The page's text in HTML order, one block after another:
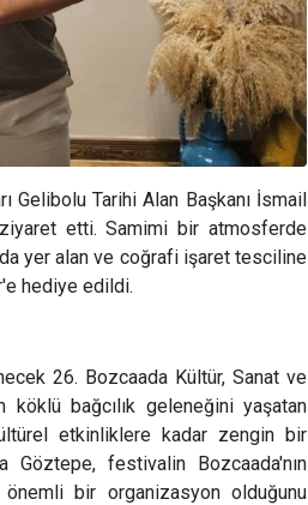
Gelibolu Tarihi Alan Başkanı İsmail
ziyaret etti. Samimi bir atmosferde
yer alan ve coğrafi işaret tesciline
hediye edildi.
26. Bozcaada Kültür, Sanat ve
bağcılık geleneğini yaşatan
etkinliklere kadar zengin bir
Göztepe, festivalin Bozcaada'nın
önemli bir organizasyon olduğunu